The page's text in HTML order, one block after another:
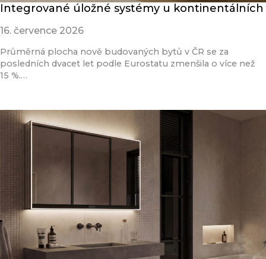
Integrované úložné systémy u kontinentálních
16. července 2026
Průměrná plocha nově budovaných bytů v ČR se za
posledních dvacet let podle Eurostatu zmenšila o více než
15 %.…